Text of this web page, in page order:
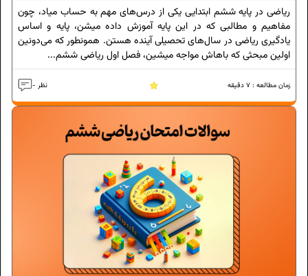
ریاضی در پایه ششم ابتدایی یکی از درس‌های مهم به حساب میاد، چون
مفاهیم و مطالبی که در این پایه آموزش داده میشن، پایه و اساس
یادگیری ریاضی در سال‌های تحصیلی آینده هستن. همونطور که می‌دونین
اولین مبحثی که باهاش مواجه میشین، فصل اول ریاضی ششم...
- نظر زمان مطالعه : 7 دقیقه